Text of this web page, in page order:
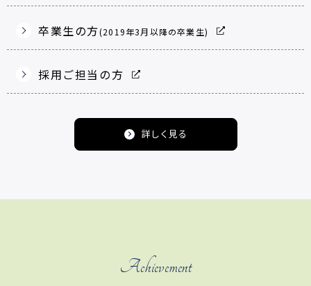
卒業生の方(2019年3月以降の卒業生)
採用ご担当の方
詳しく見る
Achievement